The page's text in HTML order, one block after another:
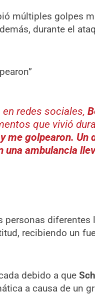
múltiples golpes
durante el
redes sociales,
que vivió
me golpearon. Un
ambulancia
diferentes
recibiendo un
debido a que
a causa de un